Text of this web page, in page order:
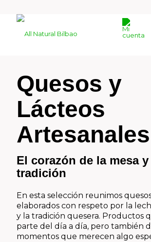
Quesos y
Lácteos
Artesanales
El corazón de la mesa
tradición
En esta selección reunimos
elaborados con respeto por la
y la tradición quesera. Productos
parte del día a día, pero también
momentos que merecen algo